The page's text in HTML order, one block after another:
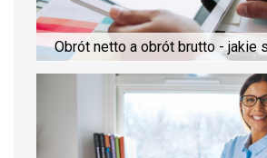
Obrót netto a obrót brutto - jakie